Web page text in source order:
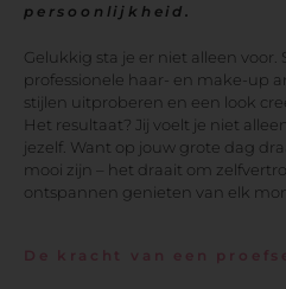
persoonlijkheid.
Gelukkig sta je er niet alleen voor.
professionele haar- en make-up
stijlen uitproberen en een look
Het resultaat? Jij voelt je niet
jezelf. Want op jouw grote dag
mooi zijn – het draait om
ontspannen genieten van elk
De kracht van een